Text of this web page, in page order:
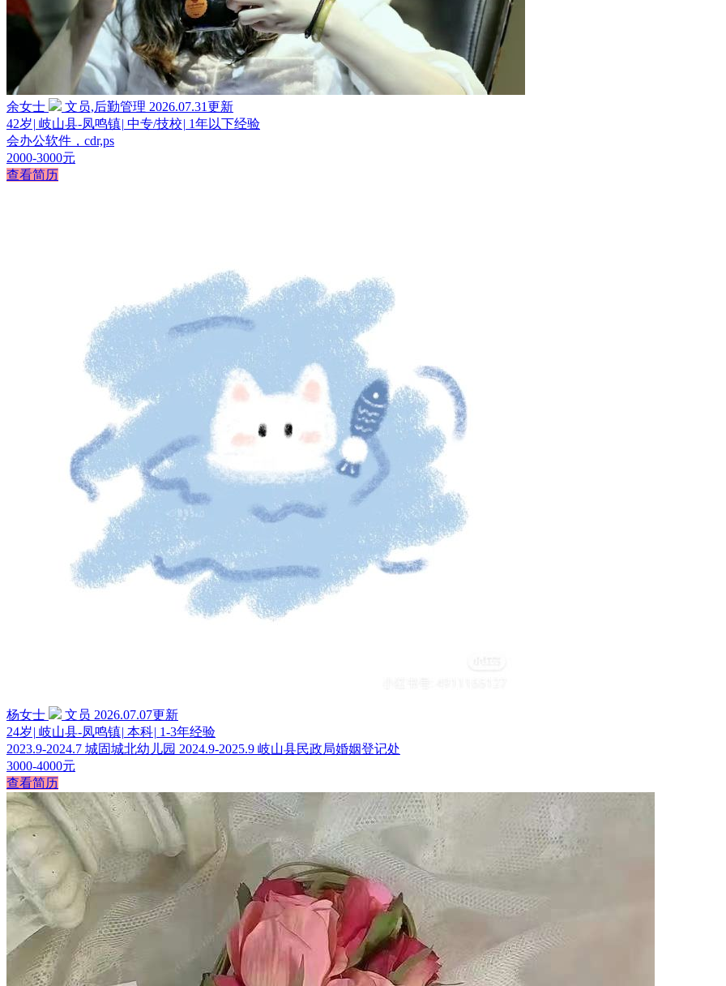
余女士 文员,后勤管理 2026.07.31更新
42岁| 岐山县-凤鸣镇| 中专/技校| 1年以下经验
会办公软件，cdr,ps
2000-3000元
查看简历
杨女士 文员 2026.07.07更新
24岁| 岐山县-凤鸣镇| 本科| 1-3年经验
2023.9-2024.7 城固城北幼儿园 2024.9-2025.9 岐山县民政局婚姻登记处
3000-4000元
查看简历